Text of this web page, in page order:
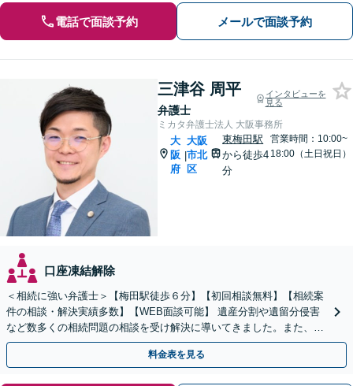
電話で面談予約 メールで面談予約
三津谷 周平
弁護士
インタビューを
見る
ミカタ弁護士法人 大阪事務所
大
阪
府
|
大阪
市北
区
東梅田駅
から徒歩4
分
営業時間：10:00~
18:00（土日祝日）
口座凍結解除
＜相続に強い弁護士＞【梅田駅徒歩６分】【初回相談無料】【相続案
件の相談・解決実績多数】【WEB面談可能】 遺産分割や遺留分侵害
など数多くの相続問題の相談を受け解決に導いてきました。また、過
去に１００件超の遺言作成のお手伝いをしました。
料金表を見る